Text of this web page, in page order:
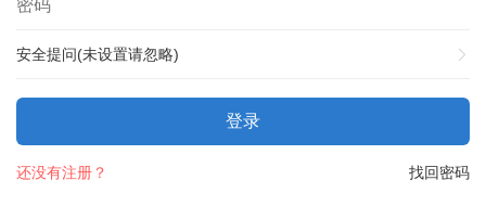
安全提问(未设置请忽略)
登录
找回密码
还没有注册？